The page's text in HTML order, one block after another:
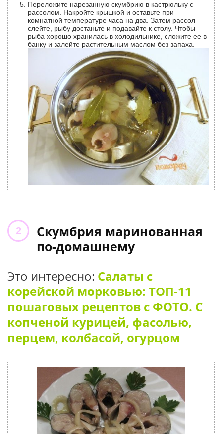
Переложите нарезанную скумбрию в кастрюльку с
рассолом. Накройте крышкой и оставьте при
комнатной температуре часа на два. Затем рассол
слейте, рыбу достаньте и подавайте к столу. Чтобы
рыба хорошо хранилась в холодильнике, сложите ее в
банку и залейте растительным маслом без запаха.
Скумбрия маринованная
по-домашнему
Это интересно: Салаты с
корейской морковью: ТОП-11
пошаговых рецептов с ФОТО. С
копченой курицей, фасолью,
перцем, колбасой, огурцом